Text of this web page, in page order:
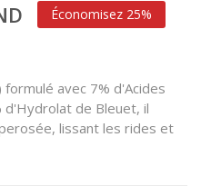
Économisez 25%
avec 7% d'Acides
d'Hydrolat de Bleuet, il
lissant les rides et